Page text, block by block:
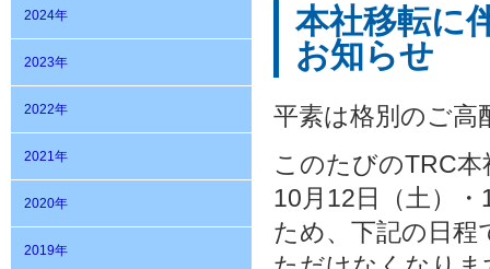
2024年
2023年
2022年
2021年
2020年
2019年
本社移転に
お知らせ
平素は格別のご高
このたびのTRC
10月12日（土）
ため、下記の日程